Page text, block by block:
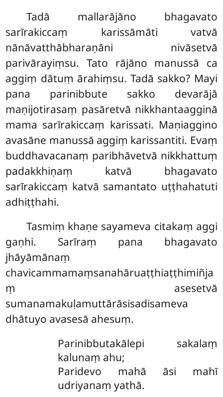
Tadā mallarājāno bhagavato
sarīrakiccaṃ karissāmāti vatvā
nānāvatthābharaṇāni nivāsetvā
parivārayiṃsu. Tato rājāno manussā ca
aggiṃ dātuṃ ārahiṃsu. Tadā sakko? Mayi
pana parinibbute sakko devarājā
maṇijotirasaṃ pasāretvā nikkhantaagginā
mama sarīrakiccaṃ karissati. Maṇiaggino
avasāne manussā aggiṃ karissantiti. Evaṃ
buddhavacanaṃ paribhāvetvā nikkhattuṃ
padakkhiṇaṃ katvā bhagavato
sarīrakiccaṃ katvā samantato uṭṭhahatuti
adhiṭṭhahi.
Tasmiṃ khaṇe sayameva citakaṃ aggi
gaṇhi. Sarīraṃ pana bhagavato
jhāyāmānaṃ
chavicammamaṃsanahāruaṭṭhiaṭṭhimiñja
ṃ asesetvā
sumanamakuḷamuttārāsisadisameva
dhātuyo avasesā ahesuṃ.
Parinibbutakālepi sakalaṃ
kalunaṃ ahu;
Paridevo mahā āsi mahī
udriyanaṃ yathā.